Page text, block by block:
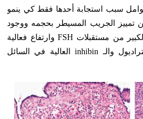
سبب استجابة أحدها فقط كي ينمو
تمييز الجريب المسيطر بحجمه ووجود
الكبير من مستقبلات FSHوارتفاع فعالية
والـ inhibinالعالية في السائل